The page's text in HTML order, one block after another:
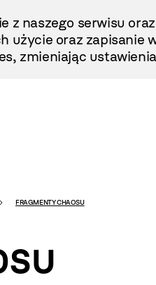
z naszego serwisu
użycie oraz zapisanie
zmieniając
FRAGMENTY CHAOSU